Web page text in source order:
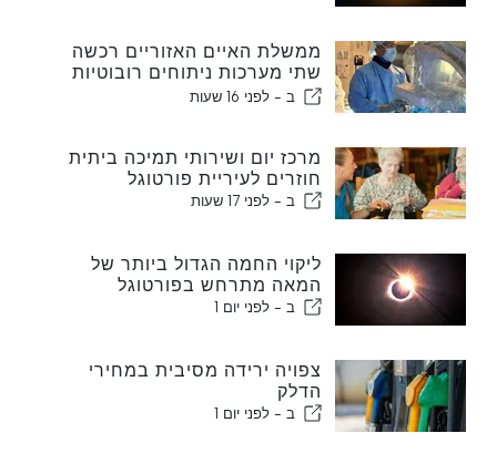
ממשלת האיים האזוריים רכשה
שתי מערכות ניתוחים רובוטיות
חדשות
ב - לפני 16 שעות
מרכז יום ושירותי תמיכה ביתית
חוזרים לעיריית פורטוגל
ב - לפני 17 שעות
ליקוי החמה הגדול ביותר של
המאה מתרחש בפורטוגל
ב - לפני יום 1
צפויה ירידה מסיבית במחירי
הדלק
ב - לפני יום 1